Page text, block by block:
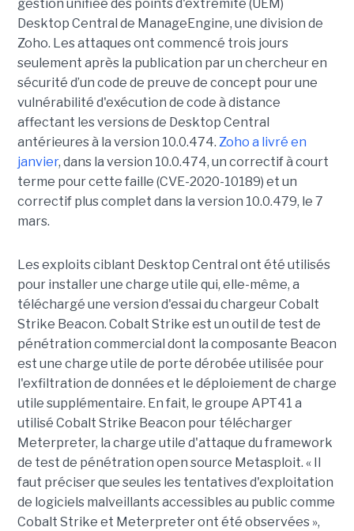
gestion unifiée des points d'extrémité (UEM)
Desktop Central de ManageEngine, une division de
Zoho. Les attaques ont commencé trois jours
seulement après la publication par un chercheur en
sécurité d’un code de preuve de concept pour une
vulnérabilité d'exécution de code à distance
affectant les versions de Desktop Central
antérieures à la version 10.0.474. Zoho a livré en
janvier, dans la version 10.0.474, un correctif à court
terme pour cette faille (CVE-2020-10189) et un
correctif plus complet dans la version 10.0.479, le 7
mars.
Les exploits ciblant Desktop Central ont été utilisés
pour installer une charge utile qui, elle-même, a
téléchargé une version d'essai du chargeur Cobalt
Strike Beacon. Cobalt Strike est un outil de test de
pénétration commercial dont la composante Beacon
est une charge utile de porte dérobée utilisée pour
l'exfiltration de données et le déploiement de charge
utile supplémentaire. En fait, le groupe APT41 a
utilisé Cobalt Strike Beacon pour télécharger
Meterpreter, la charge utile d'attaque du framework
de test de pénétration open source Metasploit. « Il
faut préciser que seules les tentatives d'exploitation
de logiciels malveillants accessibles au public comme
Cobalt Strike et Meterpreter ont été observées »,